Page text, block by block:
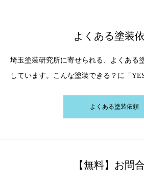
よくある塗装
埼玉塗装研究所に寄せられる、よくある
しています。こんな塗装できる？に「
よくある塗装依頼
【無料】お問